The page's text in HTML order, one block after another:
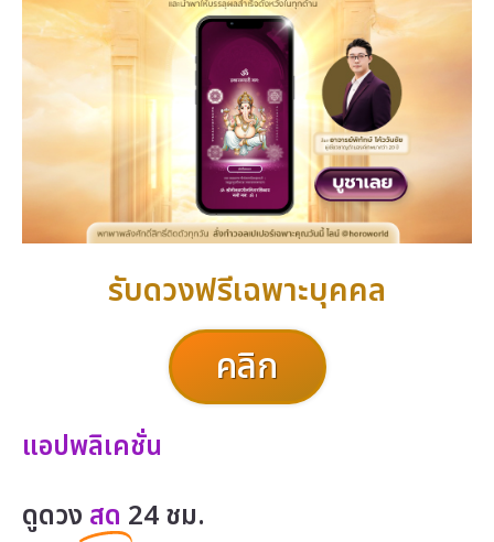
รับดวงฟรีเฉพาะบุคคล
คลิก
แอปพลิเคชั่น
ดูดวง สด 24 ชม.